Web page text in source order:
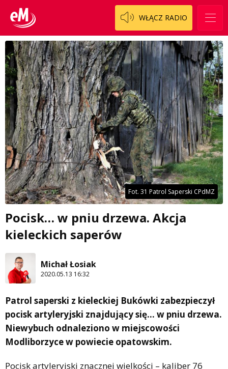
WŁĄCZ RADIO
Fot. 31 Patrol Saperski CPdMZ
Pocisk… w pniu drzewa. Akcja
kieleckich saperów
Michał Łosiak
2020.05.13 16:32
Patrol saperski z kieleckiej Bukówki zabezpieczył
pocisk artyleryjski znajdujący się… w pniu drzewa.
Niewybuch odnaleziono w miejscowości
Modliborzyce w powiecie opatowskim.
Pocisk artyleryjski znacznej wielkości – kaliber 76